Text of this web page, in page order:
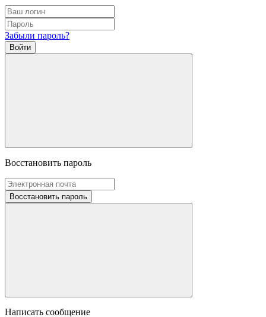
Забыли пароль?
Войти
Восстановить пароль
Восстановить пароль
Написать сообщение